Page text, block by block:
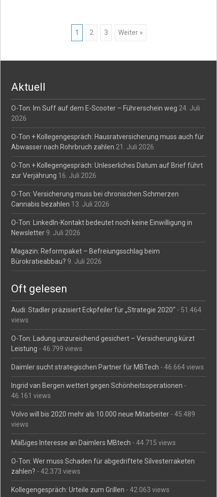
navigation
1 2 3 Weiter »
Aktuell
O-Ton: Im Suff auf dem E-Scooter – Führerschein weg 24. Juli
2026
O-Ton + Kollegengespräch: Hausratversicherung muss auch für
Abwasser nach Rohrbruch zahlen 21. Juli 2026
O-Ton + Kollegengespräch: Unleserliches Datum auf Brief führt
zur Verjährung 16. Juli 2026
O-Ton: Versicherung muss bei chronischen Schmerzen
Cannabis bezahlen 13. Juli 2026
O-Ton: LinkedIn-Kontakt bedeutet noch keine Einwilligung in
Newsletter 9. Juli 2026
Magazin: Reformpaket – Befreiungsschlag beim
Bürokratieabbau? 9. Juli 2026
Oft gelesen
Audi: Stadler präzisiert Eckpfeiler für „Strategie 2020“ - 51.464
views
O-Ton: Ladung unzureichend gesichert – Versicherung kürzt
Leistung - 46.799 views
Daimler sucht strategischen Partner für MBTech - 46.664 views
Ingrid van Bergen wettert gegen Schönheitsoperationen -
46.161 views
Volvo will bis 2020 mehr als 10.000 neue Mitarbeiter - 45.489
views
Mäßiges Interesse an Daimlers MBtech - 44.715 views
O-Ton: Wer muss Schaden für abgedriftete Silvesterraketen
zahlen? - 42.373 views
Kollegengespräch: Urteile zum Grillen - 42.063 views